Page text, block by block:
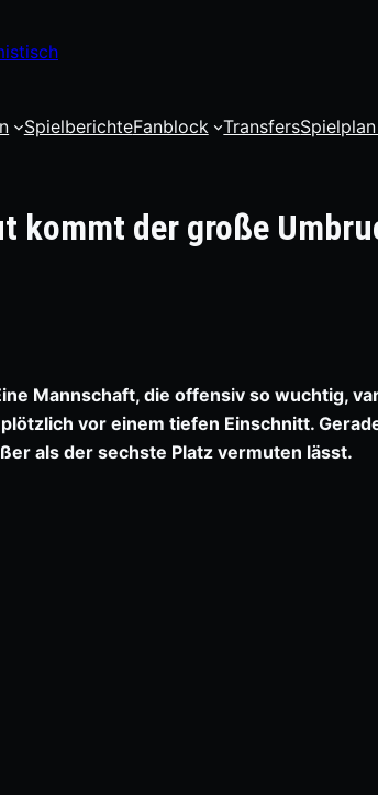
SpielberichteFanblock Transfers
kommt der große
Mannschaft, die offensiv so wuchtig,
vor einem tiefen Einschnitt.
als der sechste Platz vermuten lässt.